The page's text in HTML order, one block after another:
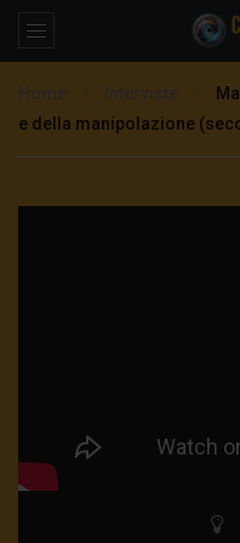
e della manipolazione